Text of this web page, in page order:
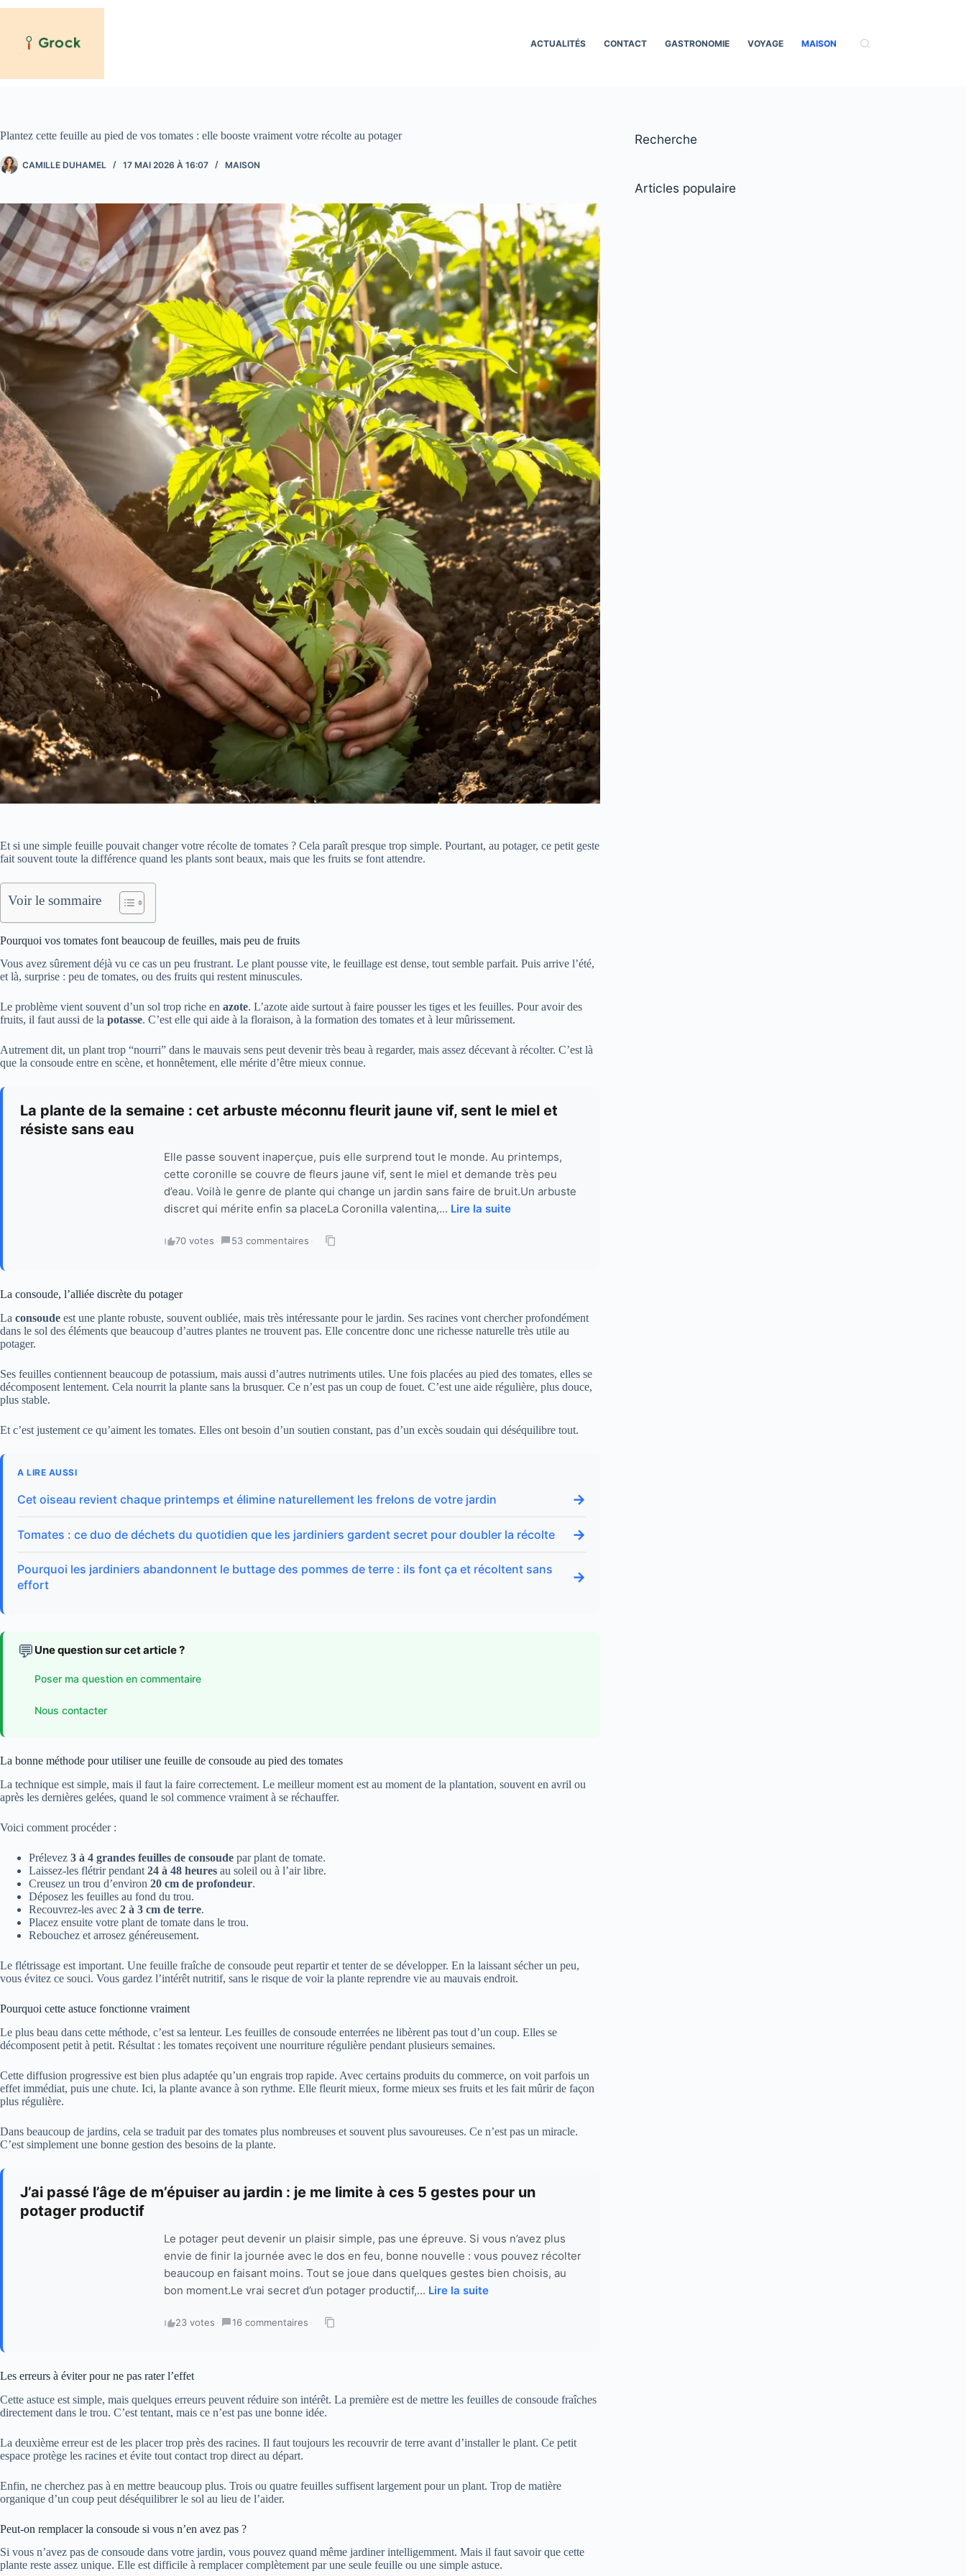
Passer
ACTUALITÉS CONTACT GASTRONOMIE VOYAGE MAISON
Plantez cette feuille au pied de vos tomates : elle booste vraiment votre récolte au potager
CAMILLE DUHAMEL 17 MAI 2026 À 16:07 MAISON
Et si une simple feuille pouvait changer votre récolte de tomates ? Cela paraît presque trop simple. Pourtant, au potager, ce petit geste
fait souvent toute la différence quand les plants sont beaux, mais que les fruits se font attendre.
Voir le sommaire
Pourquoi vos tomates font beaucoup de feuilles, mais peu de fruits
Vous avez sûrement déjà vu ce cas un peu frustrant. Le plant pousse vite, le feuillage est dense, tout semble parfait. Puis arrive l’été,
et là, surprise : peu de tomates, ou des fruits qui restent minuscules.
Le problème vient souvent d’un sol trop riche en azote. L’azote aide surtout à faire pousser les tiges et les feuilles. Pour avoir des
fruits, il faut aussi de la potasse. C’est elle qui aide à la floraison, à la formation des tomates et à leur mûrissement.
Autrement dit, un plant trop “nourri” dans le mauvais sens peut devenir très beau à regarder, mais assez décevant à récolter. C’est là
que la consoude entre en scène, et honnêtement, elle mérite d’être mieux connue.
La plante de la semaine : cet arbuste méconnu fleurit jaune vif, sent le miel et
résiste sans eau
Elle passe souvent inaperçue, puis elle surprend tout le monde. Au printemps,
cette coronille se couvre de fleurs jaune vif, sent le miel et demande très peu
d’eau. Voilà le genre de plante qui change un jardin sans faire de bruit.Un arbuste
discret qui mérite enfin sa placeLa Coronilla valentina,... Lire la suite
70 votes · 53 commentaires ·
La consoude, l’alliée discrète du potager
La consoude est une plante robuste, souvent oubliée, mais très intéressante pour le jardin. Ses racines vont chercher profondément
dans le sol des éléments que beaucoup d’autres plantes ne trouvent pas. Elle concentre donc une richesse naturelle très utile au
potager.
Ses feuilles contiennent beaucoup de potassium, mais aussi d’autres nutriments utiles. Une fois placées au pied des tomates, elles se
décomposent lentement. Cela nourrit la plante sans la brusquer. Ce n’est pas un coup de fouet. C’est une aide régulière, plus douce,
plus stable.
Et c’est justement ce qu’aiment les tomates. Elles ont besoin d’un soutien constant, pas d’un excès soudain qui déséquilibre tout.
A LIRE AUSSI
Cet oiseau revient chaque printemps et élimine naturellement les frelons de votre jardin →
Tomates : ce duo de déchets du quotidien que les jardiniers gardent secret pour doubler la récolte →
Pourquoi les jardiniers abandonnent le buttage des pommes de terre : ils font ça et récoltent sans
effort
→
💬 Une question sur cet article ?
Poser ma question en commentaire
Nous contacter
La bonne méthode pour utiliser une feuille de consoude au pied des tomates
La technique est simple, mais il faut la faire correctement. Le meilleur moment est au moment de la plantation, souvent en avril ou
après les dernières gelées, quand le sol commence vraiment à se réchauffer.
Voici comment procéder :
Prélevez 3 à 4 grandes feuilles de consoude par plant de tomate.
Laissez-les flétrir pendant 24 à 48 heures au soleil ou à l’air libre.
Creusez un trou d’environ 20 cm de profondeur.
Déposez les feuilles au fond du trou.
Recouvrez-les avec 2 à 3 cm de terre.
Placez ensuite votre plant de tomate dans le trou.
Rebouchez et arrosez généreusement.
Le flétrissage est important. Une feuille fraîche de consoude peut repartir et tenter de se développer. En la laissant sécher un peu,
vous évitez ce souci. Vous gardez l’intérêt nutritif, sans le risque de voir la plante reprendre vie au mauvais endroit.
Pourquoi cette astuce fonctionne vraiment
Le plus beau dans cette méthode, c’est sa lenteur. Les feuilles de consoude enterrées ne libèrent pas tout d’un coup. Elles se
décomposent petit à petit. Résultat : les tomates reçoivent une nourriture régulière pendant plusieurs semaines.
Cette diffusion progressive est bien plus adaptée qu’un engrais trop rapide. Avec certains produits du commerce, on voit parfois un
effet immédiat, puis une chute. Ici, la plante avance à son rythme. Elle fleurit mieux, forme mieux ses fruits et les fait mûrir de façon
plus régulière.
Dans beaucoup de jardins, cela se traduit par des tomates plus nombreuses et souvent plus savoureuses. Ce n’est pas un miracle.
C’est simplement une bonne gestion des besoins de la plante.
J’ai passé l’âge de m’épuiser au jardin : je me limite à ces 5 gestes pour un
potager productif
Le potager peut devenir un plaisir simple, pas une épreuve. Si vous n’avez plus
envie de finir la journée avec le dos en feu, bonne nouvelle : vous pouvez récolter
beaucoup en faisant moins. Tout se joue dans quelques gestes bien choisis, au
bon moment.Le vrai secret d’un potager productif,... Lire la suite
23 votes · 16 commentaires ·
Les erreurs à éviter pour ne pas rater l’effet
Cette astuce est simple, mais quelques erreurs peuvent réduire son intérêt. La première est de mettre les feuilles de consoude fraîches
directement dans le trou. C’est tentant, mais ce n’est pas une bonne idée.
La deuxième erreur est de les placer trop près des racines. Il faut toujours les recouvrir de terre avant d’installer le plant. Ce petit
espace protège les racines et évite tout contact trop direct au départ.
Enfin, ne cherchez pas à en mettre beaucoup plus. Trois ou quatre feuilles suffisent largement pour un plant. Trop de matière
organique d’un coup peut déséquilibrer le sol au lieu de l’aider.
Peut-on remplacer la consoude si vous n’en avez pas ?
Si vous n’avez pas de consoude dans votre jardin, vous pouvez quand même jardiner intelligemment. Mais il faut savoir que cette
plante reste assez unique. Elle est difficile à remplacer complètement par une seule feuille ou une simple astuce.
Recherche
Articles populaire